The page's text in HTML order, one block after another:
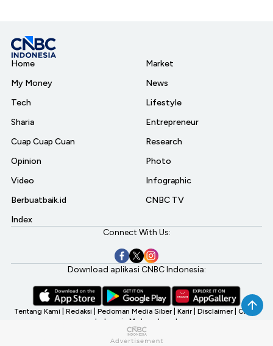
Home
My Money
Tech
Sharia
Cuap Cuap Cuan
Opinion
Video
Berbuatbaik.id
Index
Market
News
Lifestyle
Entrepreneur
Research
Photo
Infographic
CNBC TV
Connect With Us:
Download aplikasi CNBC Indonesia:
Tentang Kami Redaksi Pedoman Media Siber Karir Disclaimer CNBC
Indonesia My Investment
©2026 CNBC Indonesia, A Transmedia Company